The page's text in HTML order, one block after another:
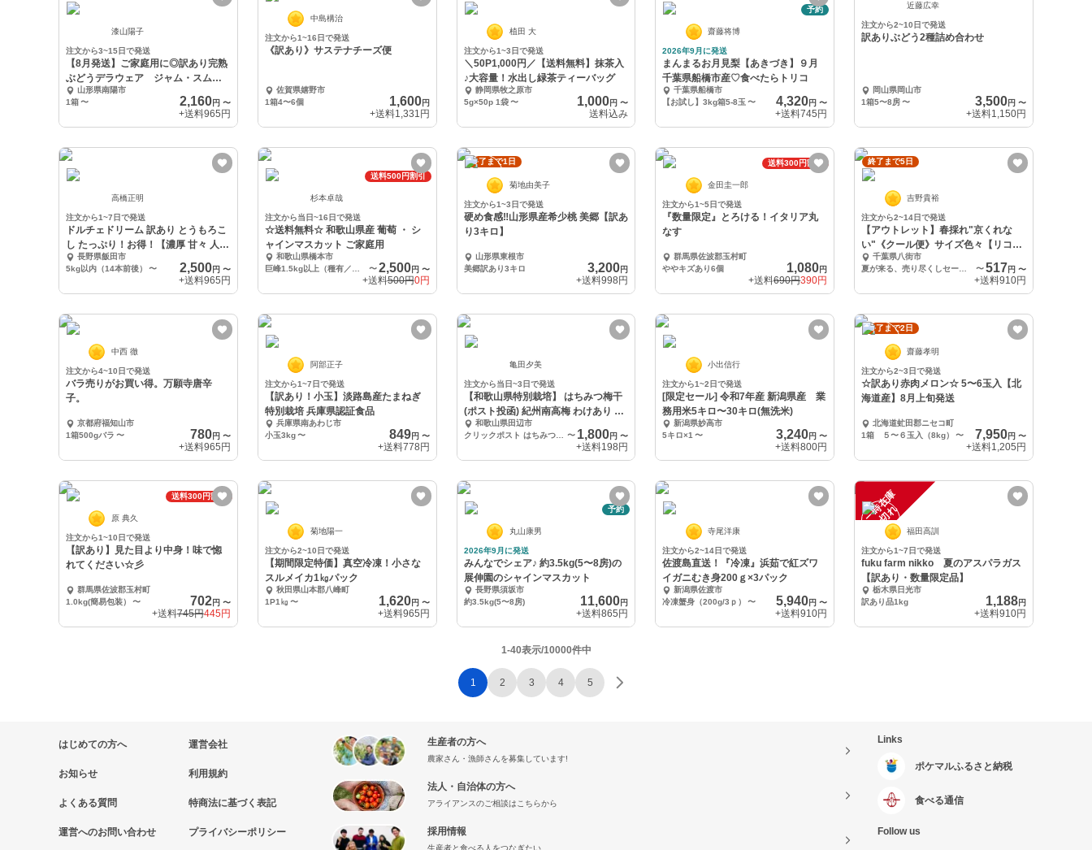
漆山陽子
注文から3~15日で発送
【8月発送】ご家庭用に◎訳あり完熟
ぶどうデラウェア ジャム・スムー
ジーなどにも❗
山形県南陽市
1箱〜 2,160円 〜
+送料965円
中島構治
注文から1~16日で発送
《訳あり》サステナチーズ便
佐賀県嬉野市
1箱4〜6個
1,600円
+送料1,331円
植田 大
注文から1~3日で発送
＼50P1,000円／【送料無料】抹茶入
♪大容量！水出し緑茶ティーバッグ
静岡県牧之原市
5g×50p 1袋 〜 1,000円〜
送料込み
予約
齋藤将博
2026年9月に発送
まんまるお月見梨【あきづき】９月
千葉県船橋市産♡食べたらトリコ
千葉県船橋市
【お試し】3kg箱5-8玉 〜 4,320円〜
+送料745円
近藤広幸
注文から2~10日で発送
訳ありぶどう2種詰め合わせ
岡山県岡山市
1箱5〜8房〜 3,500円 〜
+送料1,150円
高橋正明
注文から1~7日で発送
ドルチェドリーム 訳あり とうもろこ
し たっぷり！お得！【濃厚 甘々 人気
品種】
長野県飯田市
5kg以内（14本前後）
〜 2,500円 〜
+送料965円
送料500円割引
杉本卓哉
注文から当日~16日で発送
☆送料無料☆ 和歌山県産 葡萄 ・ シ
ャインマスカット ご家庭用
和歌山県橋本市
〜 2,500円 〜
+送料500円0円
終了まで1日
菊地由美子
注文から1~3日で発送
硬め食感‼️山形県産希少桃 美郷【訳あ
り3キロ】
山形県東根市
美郷訳あり3キロ
3,200円
+送料998円
送料300円割引
金田圭一郎
注文から1~5日で発送
『数量限定』とろける！イタリア丸
なす
群馬県佐波郡玉村町
ややキズあり6個
1,080円
+送料690円390円
終了まで5日
吉野貴裕
注文から2~14日で発送
【アウトレット】春採れ"京くれな
い"《クール便》サイズ色々【リコピ
ンにんじん】
千葉県八街市
〜517円 〜
+送料910円
中西 徹
注文から4~10日で発送
バラ売りがお買い得。万願寺唐辛
子。
京都府福知山市
1箱500gバラ 〜 780円 〜
+送料965円
阿部正子
注文から1~7日で発送
【訳あり！小玉】淡路島産たまねぎ
特別栽培 兵庫県認証食品
兵庫県南あわじ市
小玉3kg 〜 849円 〜
+送料778円
亀田夕美
注文から当日~3日で発送
【和歌山県特別栽培】 はちみつ梅干
(ポスト投函) 紀州南高梅 わけあり 農
家 和歌山県田辺市
クリックポスト はちみつ梅干 400g
〜 1,800円〜
+送料198円
小出信行
注文から1~2日で発送
[限定セール] 令和7年産 新潟県産 業
務用米5キロ〜30キロ(無洗米)
新潟県妙高市
5キロ×1 〜 3,240円〜
+送料800円
終了まで2日
齋藤孝明
注文から2~3日で発送
☆訳あり赤肉メロン☆ 5〜6玉入【北
海道産】8月上旬発送
北海道虻田郡ニセコ町
1箱 ５〜６玉入（8kg）
〜 7,950円 〜
+送料1,205円
送料300円割引
原 典久
注文から1~10日で発送
【訳あり】見た目より中身！味で惚
れてください☆彡
群馬県佐波郡玉村町
1.0kg(簡易包装）
〜 702円 〜
+送料745円445円
菊地陽一
注文から2~10日で発送
【期間限定特価】真空冷凍！小さな
スルメイカ1㎏パック
秋田県山本郡八峰町
1P1㎏ 〜 1,620円 〜
+送料965円
予約
丸山康男
2026年9月に発送
みんなでシェア♪ 約3.5kg(5〜8房)の
展伸園のシャインマスカット
長野県須坂市
約3.5kg(5〜8房)
11,600円
+送料865円
寺尾洋康
注文から2~14日で発送
佐渡島直送！『冷凍』浜茹で紅ズワ
イガニむき身200ｇ×3パック
新潟県佐渡市
冷凍蟹身（200g/3ｐ）
〜 5,940円〜
+送料910円
一
時
在
庫
切
れ
福田高訓
注文から1~7日で発送
fuku farm nikko 夏のアスパラガス
【訳あり・数量限定品】
栃木県日光市
訳あり品1kg
1,188円
+送料910円
1-40表示/10000件中
1 2 3 4 5
はじめての方へ
お知らせ
よくある質問
運営へのお問い合わせ
運営会社
利用規約
特商法に基づく表記
プライバシーポリシー
生産者の方へ
農家さん・漁師さんを募集しています!
法人・自治体の方へ
アライアンスのご相談はこちらから
採用情報
生産者と食べる人をつなぎたい
Links
ポケマルふるさと納税
食べる通信
Follow us